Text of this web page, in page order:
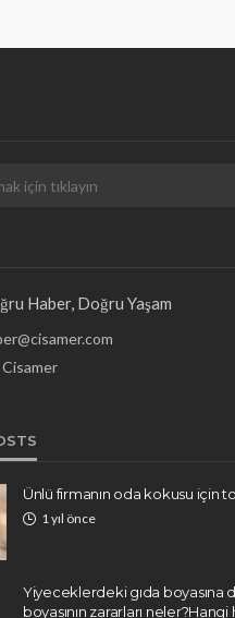
Haber, Doğru Yaşam
Cisamer
Ünlü firmanın oda kokusu için
1 yıl önce
Yiyeceklerdeki gıda boyasına
boyasının zararları